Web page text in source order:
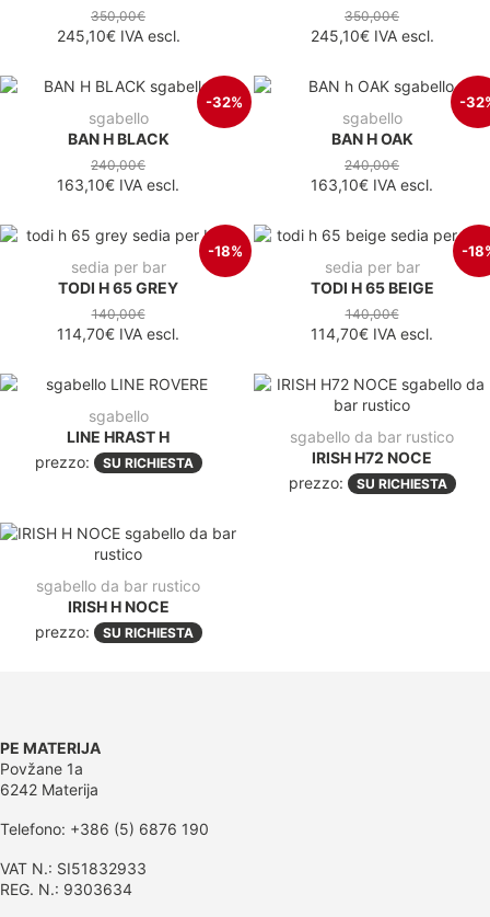
350,00€
245,10€IVA escl.
350,00€
245,10€IVA escl.
-32%
sgabello
BAN H BLACK
240,00€
163,10€ IVA escl.
-
sgabello
BAN H OAK
240,00€
163,10€ IVA escl.
-18%
sedia per bar
TODI H 65 GREY
140,00€
114,70€ IVA escl.
-
sedia per bar
TODI H 65 BEIGE
140,00€
114,70€ IVA escl.
sgabello
LINE HRAST H
prezzo:
SU RICHIESTA
sgabello da bar rustico
IRISH H72 NOCE
prezzo:
SU RICHIESTA
sgabello da bar rustico
IRISH H NOCE
prezzo:
SU RICHIESTA
PE MATERIJA
Povžane 1a
6242 Materija
Telefono: +386 (5) 6876 190
VAT N.: SI51832933
REG. N.: 9303634